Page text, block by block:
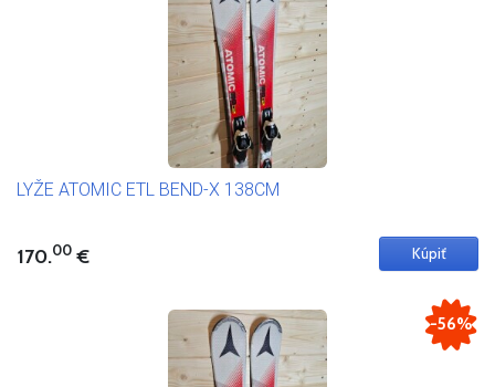
LYŽE ATOMIC ETL BEND-X 138CM
170.00 €
-56%